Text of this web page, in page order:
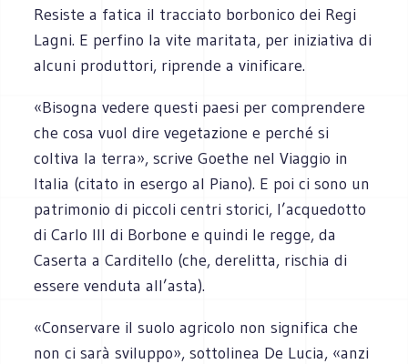
Resiste a fatica il tracciato borbonico dei Regi
Lagni. E perfino la vite maritata, per iniziativa di
alcuni produttori, riprende a vinificare.
«Bisogna vedere questi paesi per comprendere
che cosa vuol dire vegetazione e perché si
coltiva la terra», scrive Goethe nel Viaggio in
Italia (citato in esergo al Piano). E poi ci sono un
patrimonio di piccoli centri storici, l’acquedotto
di Carlo III di Borbone e quindi le regge, da
Caserta a Carditello (che, derelitta, rischia di
essere venduta all’asta).
«Conservare il suolo agricolo non significa che
non ci sarà sviluppo», sottolinea De Lucia, «anzi